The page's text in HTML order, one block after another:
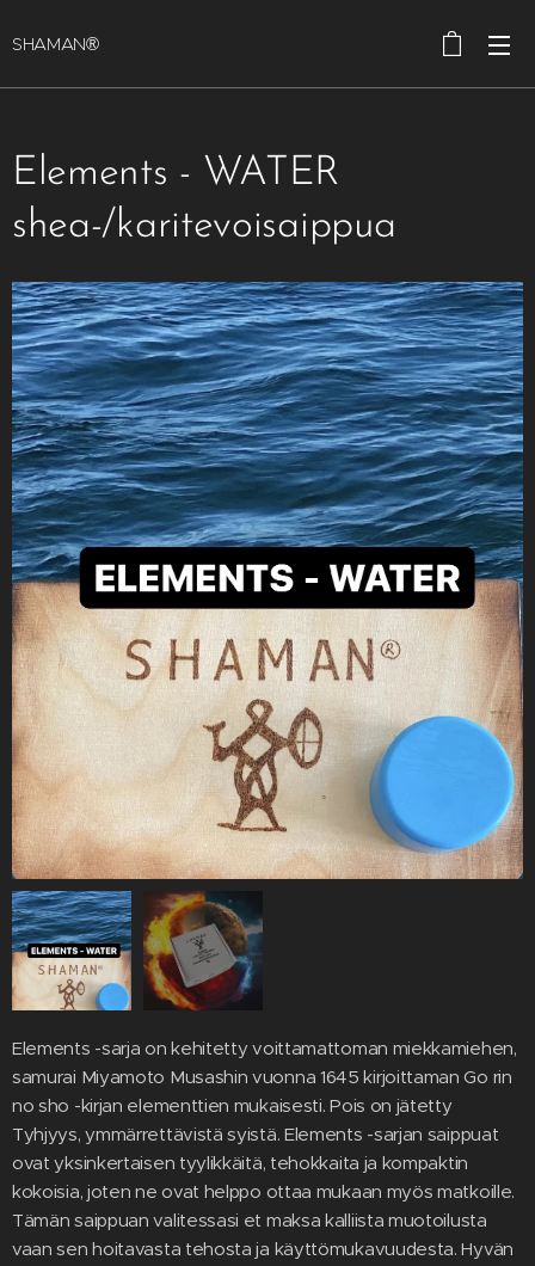
SHAMAN®
Elements - WATER
shea-/karitevoisaippua
Elements -sarja on kehitetty voittamattoman miekkamiehen,
samurai Miyamoto Musashin vuonna 1645 kirjoittaman Go rin
no sho -kirjan elementtien mukaisesti. Pois on jätetty
Tyhjyys, ymmärrettävistä syistä. Elements -sarjan saippuat
ovat yksinkertaisen tyylikkäitä, tehokkaita ja kompaktin
kokoisia, joten ne ovat helppo ottaa mukaan myös matkoille.
Tämän saippuan valitessasi et maksa kalliista muotoilusta
vaan sen hoitavasta tehosta ja käyttömukavuudesta. Hyvän